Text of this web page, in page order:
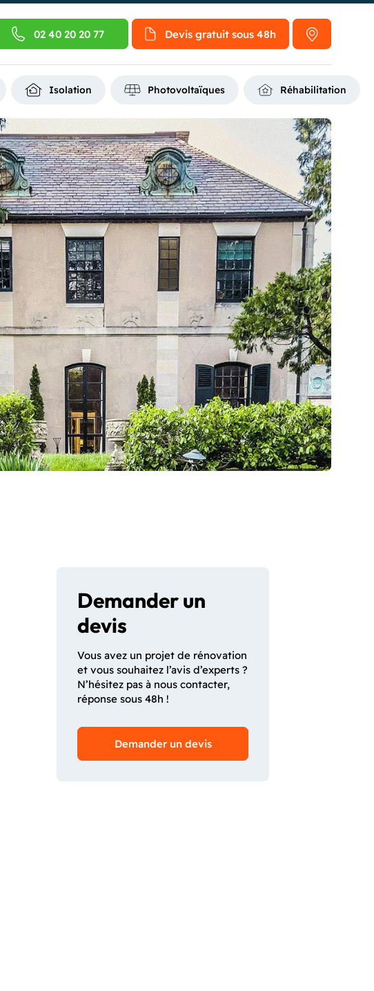
02 40 20 20 77 Devis gratuit sous 48h
Isolation Photovoltaïques Réhabilitation
Demander un
devis
Vous avez un projet de rénovation
et vous souhaitez l’avis d’experts ?
N’hésitez pas à nous contacter,
réponse sous 48h !
Demander un devis